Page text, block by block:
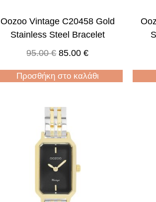
Oozoo Vintage C20458 Gold
Stainless Steel Bracelet
95.00€ 85.00€
Προσθήκη στο καλάθι